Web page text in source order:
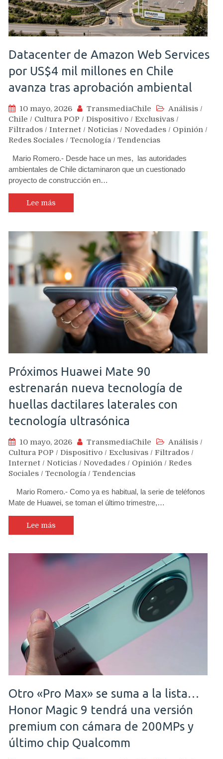
Datacenter de Amazon Web Services
por US$4 mil millones en Chile
avanza tras aprobación ambiental
10 mayo, 2026 TransmediaChile Análisis /
Chile / Cultura POP / Dispositivo / Exclusivas /
Filtrados / Internet / Noticias / Novedades / Opinión /
Redes Sociales / Tecnología / Tendencias
Mario Romero.- Desde hace un mes, las autoridades
ambientales de Chile dictaminaron que un cuestionado
proyecto de construcción en…
Lee más
Próximos Huawei Mate 90
estrenarán nueva tecnología de
huellas dactilares laterales con
tecnología ultrasónica
10 mayo, 2026 TransmediaChile Análisis /
Cultura POP / Dispositivo / Exclusivas / Filtrados /
Internet / Noticias / Novedades / Opinión / Redes
Sociales / Tecnología / Tendencias
Mario Romero.- Como ya es habitual, la serie de teléfonos
Mate de Huawei, se toman el último trimestre,…
Lee más
Otro «Pro Max» se suma a la lista…
Honor Magic 9 tendrá una versión
premium con cámara de 200MPs y
último chip Qualcomm